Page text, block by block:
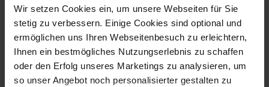
Wir setzen Cookies ein, um unsere Webseiten für Sie
stetig zu verbessern. Einige Cookies sind optional und
ermöglichen uns Ihren Webseitenbesuch zu erleichtern,
Ihnen ein bestmögliches Nutzungserlebnis zu schaffen
oder den Erfolg unseres Marketings zu analysieren, um
so unser Angebot noch personalisierter gestalten zu
Beispielübung: Parametervariationen an einem
Beispiel- modell im Programm
PowerPlantSimulator & Designer
(Heizwert, Luftüberschuss, Überhitzerschaltung,
Turbine, Verschmutzung)